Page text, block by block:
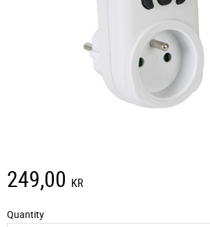
249,00 KR
Quantity